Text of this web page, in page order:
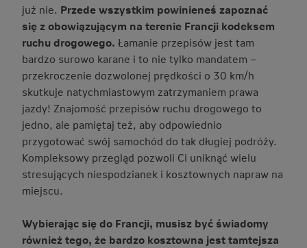
już nie. Przede wszystkim powinieneś zapoznać
się z obowiązującym na terenie Francji kodeksem
ruchu drogowego. Łamanie przepisów jest tam
bardzo surowo karane i to nie tylko mandatem –
przekroczenie dozwolonej prędkości o 30 km/h
skutkuje natychmiastowym zatrzymaniem prawa
jazdy! Znajomość przepisów ruchu drogowego to
jedno, ale pamiętaj też, aby odpowiednio
przygotować swój samochód do tak długiej podróży.
Kompleksowy przegląd pozwoli Ci uniknąć wielu
stresujących niespodzianek i kosztownych napraw na
miejscu.
Wybierając się do Francji, musisz być świadomy
również tego, że bardzo kosztowna jest tamtejsza